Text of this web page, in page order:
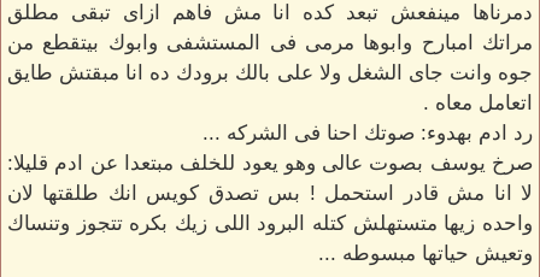
دمرناها مينفعش تبعد كده انا مش فاهم ازاى تبقى مطلق
مراتك امبارح وابوها مرمى فى المستشفى وابوك بيتقطع من
جوه وانت جاى الشغل ولا على بالك برودك ده انا مبقتش طايق
اتعامل معاه .
رد ادم بهدوء: صوتك احنا فى الشركه ...
صرخ يوسف بصوت عالى وهو يعود للخلف مبتعدا عن ادم قليلا:
لا انا مش قادر استحمل ! بس تصدق كويس انك طلقتها لان
واحده زيها متستهلش كتله البرود اللى زيك بكره تتجوز وتنساك
وتعيش حياتها مبسوطه ...